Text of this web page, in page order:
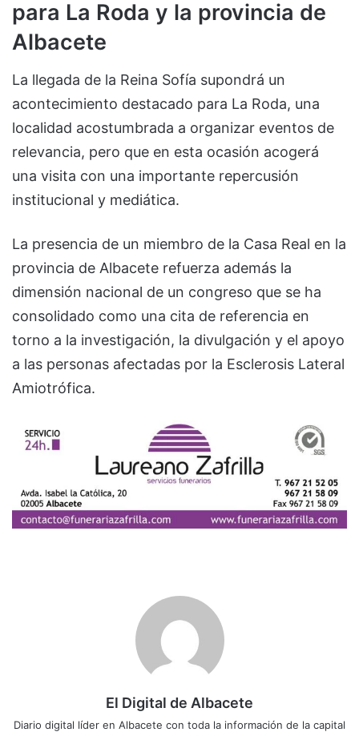
para La Roda y la provincia de
Albacete
La llegada de la Reina Sofía supondrá un
acontecimiento destacado para La Roda, una
localidad acostumbrada a organizar eventos de
relevancia, pero que en esta ocasión acogerá
una visita con una importante repercusión
institucional y mediática.
La presencia de un miembro de la Casa Real en la
provincia de Albacete refuerza además la
dimensión nacional de un congreso que se ha
consolidado como una cita de referencia en
torno a la investigación, la divulgación y el apoyo
a las personas afectadas por la Esclerosis Lateral
Amiotrófica.
El Digital de Albacete
Diario digital líder en Albacete con toda la información de la capital